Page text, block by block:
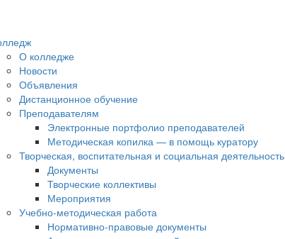
О колледже
Новости
Объявления
Дистанционное обучение
Преподавателям
Электронные портфолио преподавателей
Методическая копилка — в помощь куратору
Творческая, воспитательная и социальная деятельность
Документы
Творческие коллективы
Мероприятия
Учебно-методическая работа
Нормативно-правовые документы